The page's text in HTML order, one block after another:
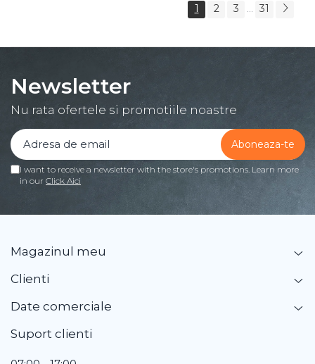
1 2 3 31
Newsletter
Nu rata ofertele si promotiile noastre
I want to receive a newsletter with the store's promotions. Learn more
in our Click Aici
Magazinul meu
Clienti
Date comerciale
Suport clienti